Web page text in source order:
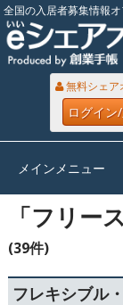
全国の入居者募集情報
無料シェ
ログイン
メインメニュー
「フリー
(39件)
フレキシブル